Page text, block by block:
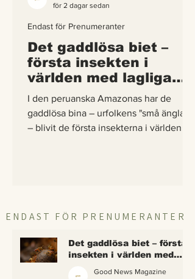
Det gaddlösa biet –
första insekten i
världen med lagliga
rättigheter
I den peruanska Amazonas har de
gaddlösa bina – urfolkens "små änglar"
– blivit de första insekterna i världen att
Endast för Prenumeranter
för 2 dagar sedan
ENDAST FÖR PRENUMERANTER
Det gaddlösa biet – första
insekten i världen med
Good News Magazine